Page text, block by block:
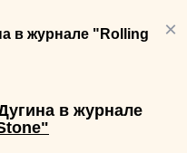
×
в журнале "Rolling
в журнале